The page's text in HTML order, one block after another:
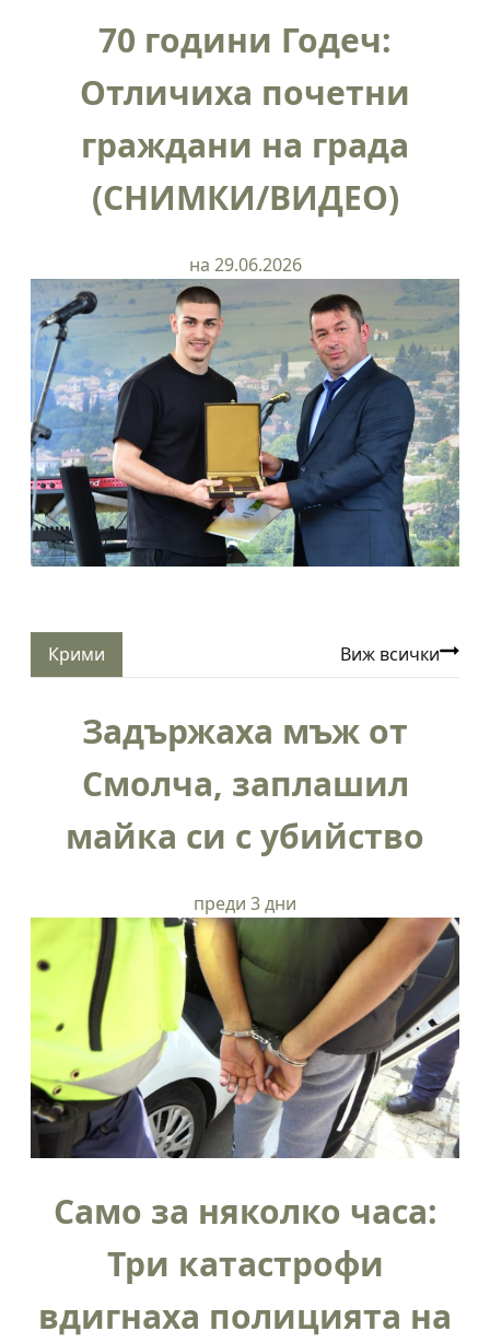
70 години Годеч:
Отличиха почетни
граждани на града
(СНИМКИ/ВИДЕО)
на 29.06.2026
Крими Виж всички
Задържаха мъж от
Смолча, заплашил
майка си с убийство
преди 3 дни
Само за няколко часа:
Три катастрофи
вдигнаха полицията на